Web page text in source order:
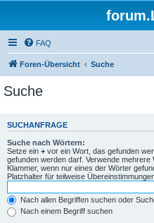
FAQ
Foren-Übersicht Suche
Suche
SUCHANFRAGE
Suche nach Wörtern:
Setze ein + vor ein Wort, das gefunden
gefunden werden darf. Verwende
Klammer, wenn nur eines der Wörter
Platzhalter für teilweise
Nach allen Begriffen suchen oder
Nach einem Begriff suchen